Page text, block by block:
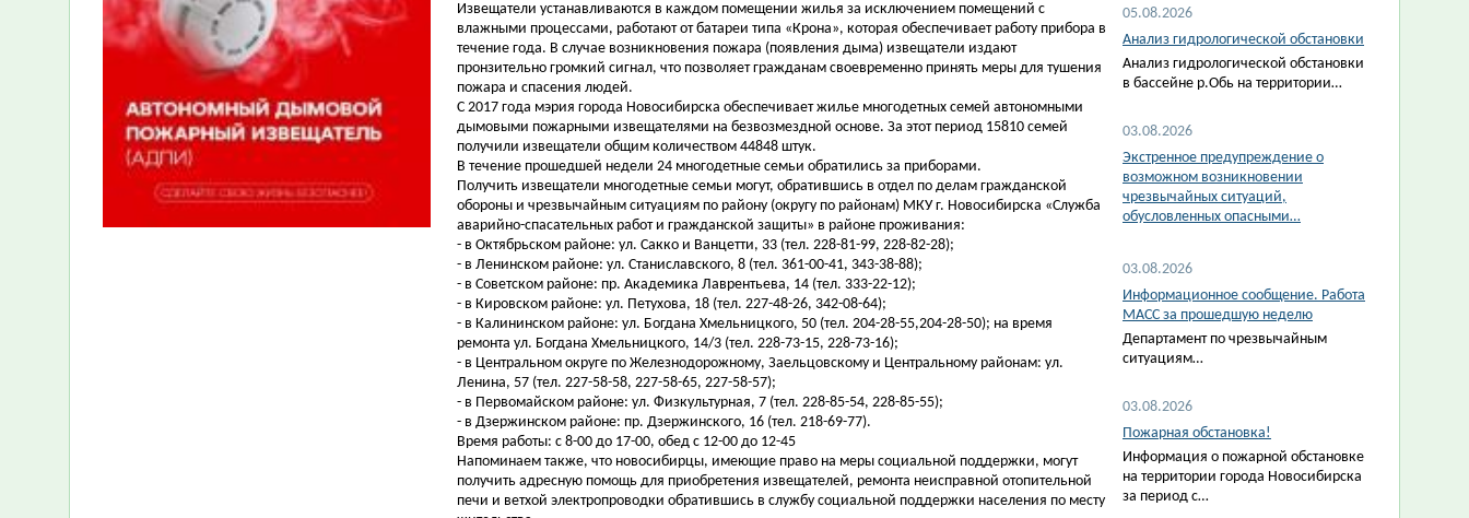
Извещатели устанавливаются в каждом помещении жилья за исключением помещений с
влажными процессами, работают от батареи типа «Крона», которая обеспечивает работу прибора в
течение года. В случае возникновения пожара (появления дыма) извещатели издают
пронзительно громкий сигнал, что позволяет гражданам своевременно принять меры для тушения
пожара и спасения людей.
С 2017 года мэрия города Новосибирска обеспечивает жилье многодетных семей автономными
дымовыми пожарными извещателями на безвозмездной основе. За этот период 15810 семей
получили извещатели общим количеством 44848 штук.
В течение прошедшей недели 24 многодетные семьи обратились за приборами.
Получить извещатели многодетные семьи могут, обратившись в отдел по делам гражданской
обороны и чрезвычайным ситуациям по району (округу по районам) МКУ г. Новосибирска «Служба
аварийно-спасательных работ и гражданской защиты» в районе проживания:
- в Октябрьском районе: ул. Сакко и Ванцетти, 33 (тел. 228-81-99, 228-82-28);
- в Ленинском районе: ул. Станиславского, 8 (тел. 361-00-41, 343-38-88);
- в Советском районе: пр. Академика Лаврентьева, 14 (тел. 333-22-12);
- в Кировском районе: ул. Петухова, 18 (тел. 227-48-26, 342-08-64);
- в Калининском районе: ул. Богдана Хмельницкого, 50 (тел. 204-28-55,204-28-50); на время
ремонта ул. Богдана Хмельницкого, 14/3 (тел. 228-73-15, 228-73-16);
- в Центральном округе по Железнодорожному, Заельцовскому и Центральному районам: ул.
Ленина, 57 (тел. 227-58-58, 227-58-65, 227-58-57);
- в Первомайском районе: ул. Физкультурная, 7 (тел. 228-85-54, 228-85-55);
- в Дзержинском районе: пр. Дзержинского, 16 (тел. 218-69-77).
Время работы: с 8-00 до 17-00, обед с 12-00 до 12-45
Напоминаем также, что новосибирцы, имеющие право на меры социальной поддержки, могут
получить адресную помощь для приобретения извещателей, ремонта неисправной отопительной
печи и ветхой электропроводки обратившись в службу социальной поддержки населения по месту
05.08.2026
Анализ гидрологической обстановки
Анализ гидрологической обстановки
в бассейне р.Обь на территории…
03.08.2026
Экстренное предупреждение о
возможном возникновении
чрезвычайных ситуаций,
обусловленных опасными…
03.08.2026
Информационное сообщение. Работа
МАСС за прошедшую неделю
Департамент по чрезвычайным
ситуациям…
03.08.2026
Пожарная обстановка!
Информация о пожарной обстановке
на территории города Новосибирска
за период с…